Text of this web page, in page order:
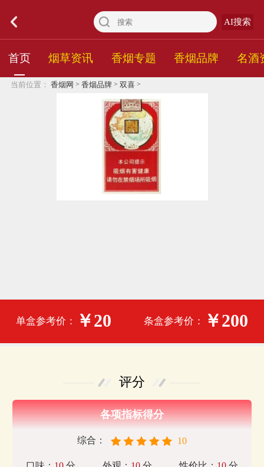
AI搜索
首页 烟草资讯 香烟专题 香烟品牌 名酒
当前位置： 香烟网 > 香烟品牌 > 双喜>
单盒参考价： ￥20 条盒参考价： ￥200
评分
各项指标得分
综合： 10